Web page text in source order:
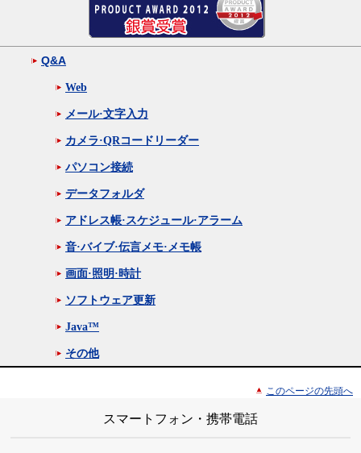
Q&A
Web
メール·文字入力
カメラ·QRコードリーダー
パソコン接続
データフォルダ
アドレス帳·スケジュール·アラーム
音·バイブ·伝言メモ·メモ帳
画面·照明·時計
ソフトウェア更新
Java™
その他
このページの先頭へ
スマートフォン・携帯電話